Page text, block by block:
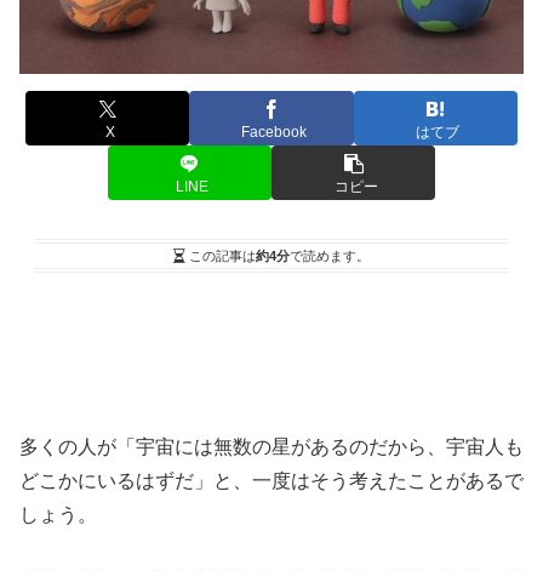
X Facebook はてブ
LINE コピー
この記事は約4分で読めます。
多くの人が「宇宙には無数の星があるのだから、宇宙人も
どこかにいるはずだ」と、一度はそう考えたことがあるで
しょう。